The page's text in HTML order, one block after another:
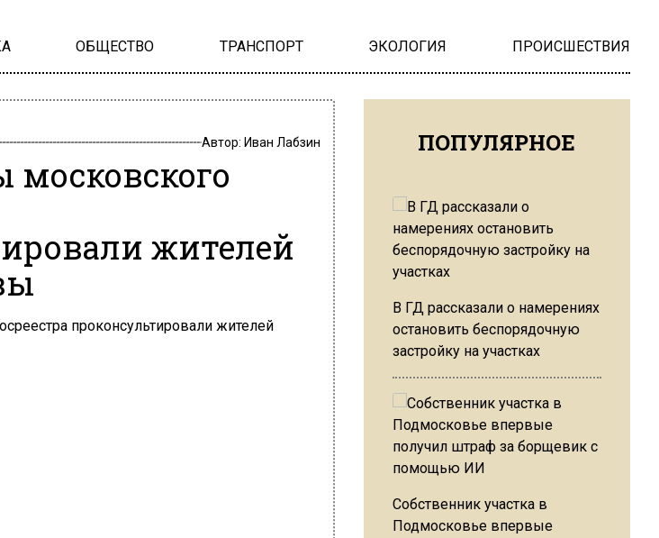
ОБЩЕСТВО ТРАНСПОРТ ЭКОЛОГИЯ ПРОИСШЕСТВИЯ
Автор: Иван Лабзин
московского
жителей
ПОПУЛЯРНОЕ
В ГД рассказали о намерениях
остановить беспорядочную
застройку на участках
Собственник участка в
Подмосковье впервые